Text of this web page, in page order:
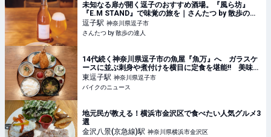
未知なる扉が開く逗子のおすすめ酒場。『風ら坊』
『E.M STAND』で味覚の旅を｜さんたつ by 散歩の達
人
逗子駅 神奈川県逗子市
さんたつ by 散歩の達人
14代続く神奈川県逗子市の魚屋『魚万』へ ガラスケ
ースに並ぶ刺身や煮付けを横目に定食を堪能!! 美味し
いアジフライを求めて走る旅
東逗子駅 神奈川県逗子市
バイクのニュース
地元民が教える！横浜市金沢区で食べたい人気グルメ3
選
金沢八景(京急線)駅 神奈川県横浜市金沢区